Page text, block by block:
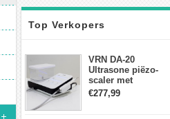
Top Verkopers
VRN DA-20
Ultrasone piëzo-
scaler met
waterfles Fit EMS
draadloos
€277,99